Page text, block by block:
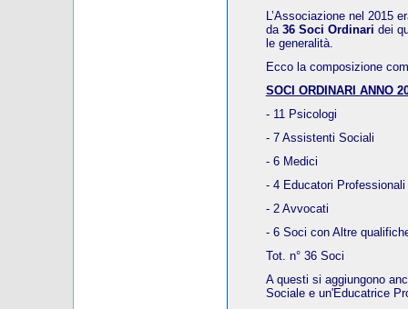
L’Associazione nel 2015
da 36 Soci Ordinari dei
le generalità.
Ecco la composizione
SOCI ORDINARI ANNO
- 11 Psicologi
- 7 Assistenti Sociali
- 6 Medici
- 4 Educatori Professionali
- 2 Avvocati
- 6 Soci con Altre
Tot. n° 36 Soci
A questi si aggiungono
Sociale e un'Educatrice